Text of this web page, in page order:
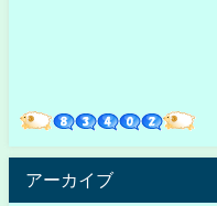
アーカイブ